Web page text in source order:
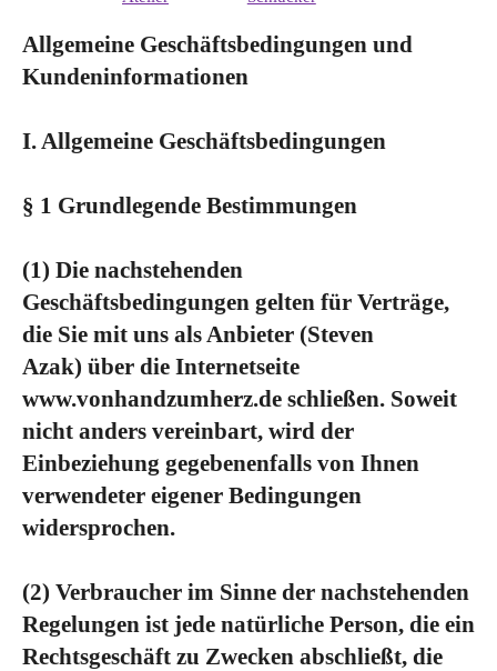
Allgemeine Geschäftsbedingungen und
Kundeninformationen
I. Allgemeine Geschäftsbedingungen
§ 1 Grundlegende Bestimmungen
(1) Die nachstehenden
Geschäftsbedingungen gelten für Verträge,
die Sie mit uns als Anbieter (Steven
Azak) über die Internetseite
www.vonhandzumherz.de schließen. Soweit
nicht anders vereinbart, wird der
Einbeziehung gegebenenfalls von Ihnen
verwendeter eigener Bedingungen
widersprochen.
(2) Verbraucher im Sinne der nachstehenden
Regelungen ist jede natürliche Person, die ein
Rechtsgeschäft zu Zwecken abschließt, die